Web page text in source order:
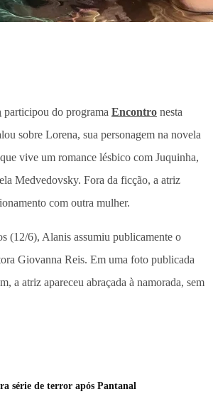
participou do programa Encontro nesta
sobre Lorena, sua personagem na novela
vive um romance lésbico com Juquinha,
Medvedovsky. Fora da ficção, a atriz
com outra mulher.
(12/6), Alanis assumiu publicamente o
Giovanna Reis. Em uma foto publicada
a atriz apareceu abraçada à namorada, sem
série de terror após Pantanal